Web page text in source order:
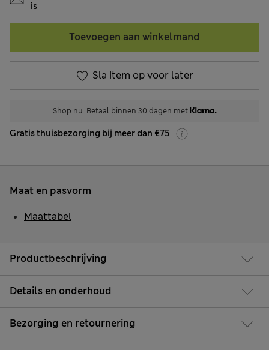
is
Toevoegen aan winkelmand
Sla item op voor later
Shop nu. Betaal binnen 30 dagen met
Gratis thuisbezorging bij meer dan €75
Productbeschrijving
Details en onderhoud
Bezorging en retournering
Maat en pasvorm
Maattabel